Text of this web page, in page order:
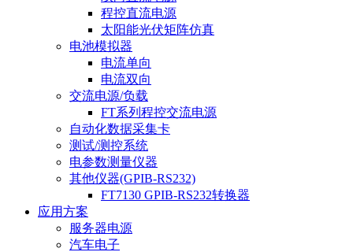
程控直流电源
太阳能光伏矩阵仿真
电池模拟器
电流单向
电流双向
交流电源/负载
FT系列程控交流电源
自动化数据采集卡
测试/测控系统
电参数测量仪器
其他仪器(GPIB-RS232)
FT7130 GPIB-RS232转换器
应用方案
服务器电源
汽车电子